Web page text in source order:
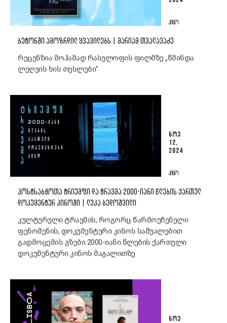
ᲙᲘᲜᲝ
ᲑᲔᲢᲝᲜᲨᲘ ᲐᲛᲝᲖᲠᲓᲘᲚ ᲧᲕᲐᲕᲘᲚᲔᲑᲡ | ᲛᲐᲠᲘᲐᲛ ᲗᲕᲐᲚᲐᲕᲐᲫᲔ
რეცენზია მოჰამად რასულოფის ფილმზე „წმინდა
ლეღვის ხის თესლები”
ᲜᲝᲔ
12,
2024
ᲙᲘᲜᲝ
ᲞᲝᲡᲢᲡᲐᲑᲭᲝᲗᲐ ᲢᲠᲘᲣᲛᲤᲘ ᲓᲐ ᲢᲠᲐᲕᲛᲐ 2000-ᲘᲐᲜᲘ ᲬᲚᲔᲑᲘᲡ ᲥᲐᲠᲗᲣᲚ
ᲓᲝᲙᲣᲛᲔᲜᲢᲣᲠ ᲙᲘᲜᲝᲨᲘ | ᲚᲣᲙᲐ ᲑᲔᲓᲝᲨᲕᲘᲚᲘ
კულტურული ტრავმის, როგორც წარმოუჩენელი
ფენომენის, დოკუმენტური კინოს საშუალებით
გადმოცემის გზები 2000-იანი წლების ქართული
დოკუმენტური კინოს მაგალითზე
ᲜᲝᲔ